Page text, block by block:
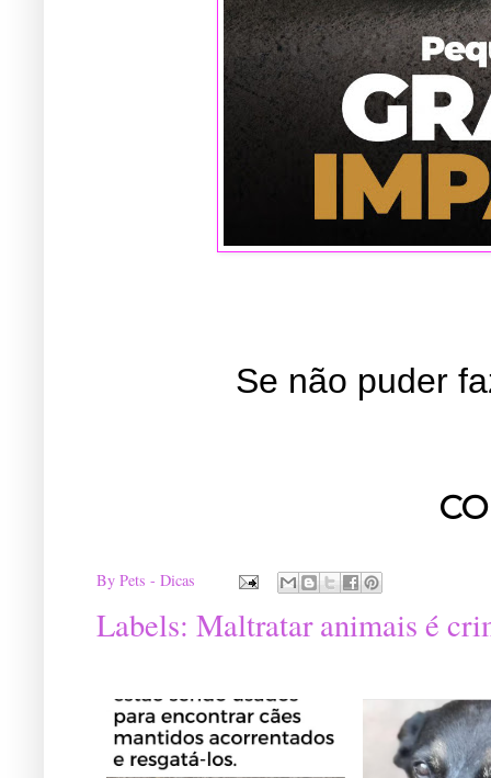
Se não puder
By Pets - Dicas
Labels: Maltratar animais é